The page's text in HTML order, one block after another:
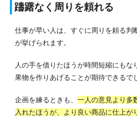
躊躇なく周りを頼れる
仕事が早い人は、すぐに周りを頼る判
が挙げられます。
人の手を借りたほうが時間短縮にもな
果物を作りあげることが期待できるで
企画を練るときも、 一人の意見より多
入れたほうが、より良い商品に仕上が